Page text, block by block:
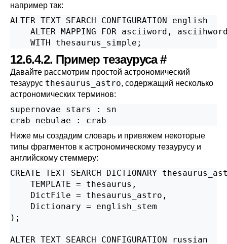
например так:
ALTER TEXT SEARCH CONFIGURATION english
ALTER MAPPING FOR asciiword,
    WITH thesaurus_simple;
12.6.4.2. Пример тезауруса#
Давайте рассмотрим простой астрономический
тезаурус thesaurus_astro, содержащий несколько
астрономических терминов:
supernovae stars : sn
crab nebulae : crab
Ниже мы создадим словарь и привяжем некоторые
типы фрагментов к астрономическому тезаурусу и
английскому стеммеру:
CREATE TEXT SEARCH DICTIONARY
    TEMPLATE = thesaurus,
    DictFile = thesaurus_astro,
    Dictionary = english_stem
);
ALTER TEXT SEARCH CONFIGURATION russian